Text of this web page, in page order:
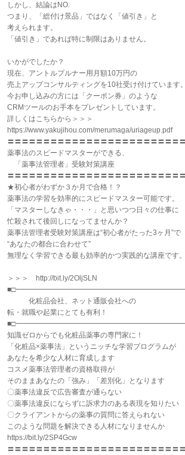
しかし、結論はNO.
つまり、「総付け景品」ではなく「値引き」と
考えられます。
「値引き」であれば特に制限はありません。
いかがでしたか？
現在、アントルプルナー用月額10万円の
売上アップコンサルティングを10社受け付けています。
今お申し込みの方には「クーポン券」のような
CRMツールのお手本をプレゼントしています。
詳しくはこちらから＞＞＞
https://www.yakujihou.com/merumaga/uriageup.pdf
〓〓〓〓〓〓〓〓〓〓〓〓〓〓〓〓〓〓〓〓〓〓〓〓〓
薬事法のスピードマスターができる、
「薬事法管理者」受験対策講座
〓〓〓〓〓〓〓〓〓〓〓〓〓〓〓〓〓〓〓〓〓〓〓〓〓
★初心者がわずか３か月で合格！？
薬事法の学習を効率的にスピードマスター可能です。
「マスターしなきゃ・・・」と思いつつ日々の仕事に
忙殺されて後回しになってませんか？
薬事法管理者受験対策講座は“初心者がたった3ヶ月”で
“あなたの都合に合わせて”
無理なく学習できる最も効率的かつ実践的な講座です。
＞＞＞ http://bit.ly/2OljSLN
化粧品会社、ネット通販会社への
転・就職や起業にとても有利！
知識ゼロからでも化粧品薬事の専門家に！
「化粧品×薬事法」というニッチな学習プログラムが
あなたを希少な人材に育成します
コスメ薬事法管理者の資格取得が
そのままあなたの「強み」「差別化」となります
〇薬事法違反で広告審査が通らない
〇薬事法違反にならずに訴求力のある表現を知りたい
〇クライアントからの薬事の質問に答えられない
このような問題を解決できる人材になりませんか
https://bit.ly/2SP4Gcw
〓〓〓〓〓〓〓〓〓〓〓〓〓〓〓〓〓〓〓〓〓〓〓〓〓